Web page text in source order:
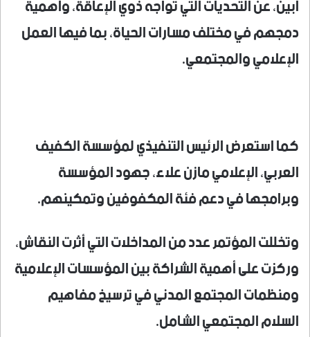
أبين، عن التحديات التي تواجه ذوي الإعاقة، وأهمية
دمجهم في مختلف مسارات الحياة، بما فيها العمل
الإعلامي والمجتمعي.
كما استعرض الرئيس التنفيذي لمؤسسة الكفيف
العربي، الإعلامي مازن علاء، جهود المؤسسة
وبرامجها في دعم فئة المكفوفين وتمكينهم.
وتخللت المؤتمر عدد من المداخلات التي أثرت النقاش،
وركزت على أهمية الشراكة بين المؤسسات الإعلامية
ومنظمات المجتمع المدني في ترسيخ مفاهيم
السلام المجتمعي الشامل.